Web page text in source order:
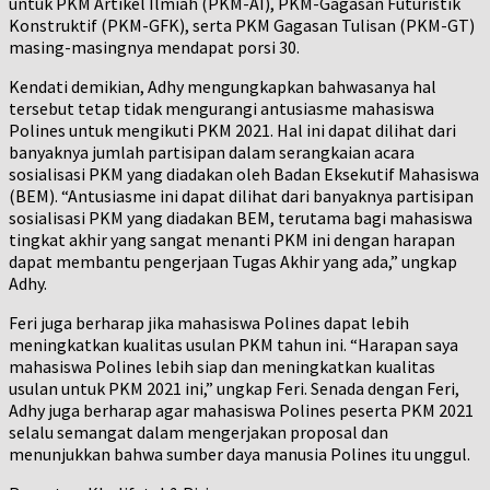
Konstruktif (PKM-GFK), serta PKM Gagasan Tulisan (PKM-GT)
masing-masingnya mendapat porsi 30.
Kendati demikian, Adhy mengungkapkan bahwasanya hal
tersebut tetap tidak mengurangi antusiasme mahasiswa
Polines untuk mengikuti PKM 2021. Hal ini dapat dilihat dari
banyaknya jumlah partisipan dalam serangkaian acara
sosialisasi PKM yang diadakan oleh Badan Eksekutif Mahasiswa
(BEM). “Antusiasme ini dapat dilihat dari banyaknya partisipan
sosialisasi PKM yang diadakan BEM, terutama bagi mahasiswa
tingkat akhir yang sangat menanti PKM ini dengan harapan
dapat membantu pengerjaan Tugas Akhir yang ada,” ungkap
Adhy.
Feri juga berharap jika mahasiswa Polines dapat lebih
meningkatkan kualitas usulan PKM tahun ini. “Harapan saya
mahasiswa Polines lebih siap dan meningkatkan kualitas
usulan untuk PKM 2021 ini,” ungkap Feri. Senada dengan Feri,
Adhy juga berharap agar mahasiswa Polines peserta PKM 2021
selalu semangat dalam mengerjakan proposal dan
menunjukkan bahwa sumber daya manusia Polines itu unggul.